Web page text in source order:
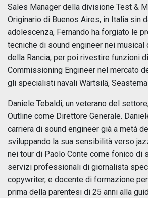
Sales Manager della divisione Test &
Originario di Buenos Aires, in Italia sin
adolescenza, Fernando ha forgiato le
tecniche di sound engineer nei musical
della Rancia, per poi rivestire funzioni
Commissioning Engineer nel mercato
gli specialisti navali Wärtsilä,
Daniele Tebaldi, un veterano del
Outline come Direttore Generale.
carriera di sound engineer già a metà
sviluppando la sua sensibilità verso
nei tour di Paolo Conte come fonico di
servizi professionali di giornalista
copywriter, e docente di formazione
prima della parentesi di 25 anni alla